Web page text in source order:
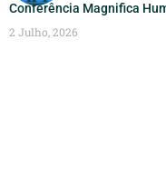
Conferência Magnifica
2 Julho, 2026